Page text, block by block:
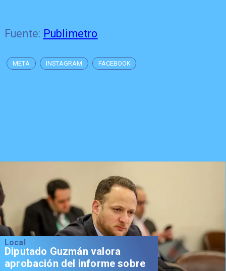
Fuente: Publimetro
META INSTAGRAM FACEBOOK
Local
Diputado Guzmán valora
aprobación del informe sobre